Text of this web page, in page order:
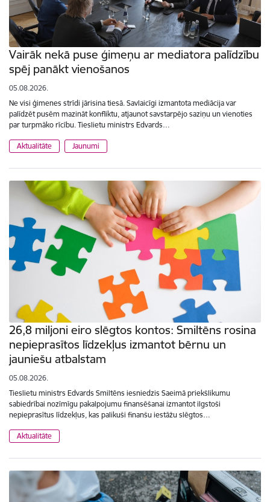
Vairāk nekā puse ģimeņu ar mediatora palīdzību
spēj panākt vienošanos
05.08.2026.
Ne visi ģimenes strīdi jārisina tiesā. Savlaicīgi izmantota mediācija var
palīdzēt pusēm mazināt konfliktu, atjaunot savstarpējo saziņu un vienoties
par turpmāko rīcību. Tieslietu ministrs Edvards…
Aktualitāte Jaunumi
26,8 miljoni eiro slēgtos kontos: Smiltēns rosina
nepieprasītos līdzekļus izmantot bērnu un
jauniešu atbalstam
05.08.2026.
Tieslietu ministrs Edvards Smiltēns iesniedzis Saeimā priekšlikumu
sabiedrībai nozīmīgu pakalpojumu finansēšanai izmantot ilgstoši
nepieprasītus līdzekļus, kas palikuši finanšu iestāžu slēgtos…
Aktualitāte